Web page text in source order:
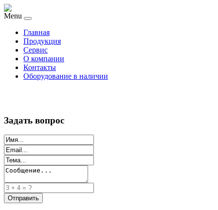
Menu
Главная
Продукция
Сервис
О компании
Контакты
Оборудование в наличии
Задать вопрос